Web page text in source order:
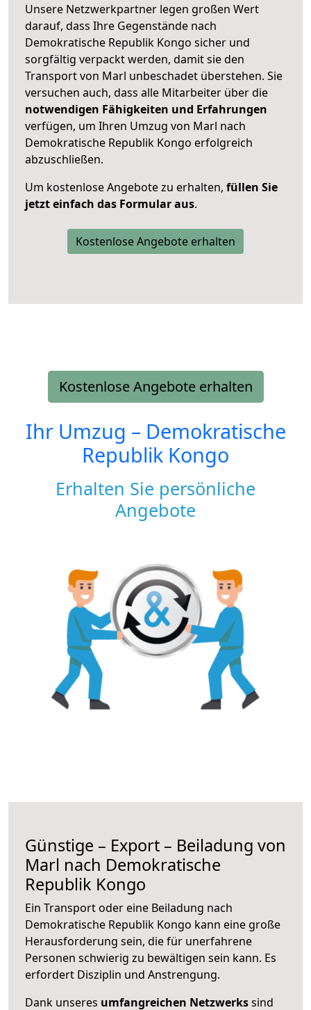
Unsere Netzwerkpartner legen großen Wert
darauf, dass Ihre Gegenstände nach
Demokratische Republik Kongo sicher und
sorgfältig verpackt werden, damit sie den
Transport von Marl unbeschadet überstehen. Sie
versuchen auch, dass alle Mitarbeiter über die
notwendigen Fähigkeiten und Erfahrungen
verfügen, um Ihren Umzug von Marl nach
Demokratische Republik Kongo erfolgreich
abzuschließen.
Um kostenlose Angebote zu erhalten, füllen Sie
jetzt einfach das Formular aus.
Kostenlose Angebote erhalten
Kostenlose Angebote erhalten
Ihr Umzug – Demokratische
Republik Kongo
Erhalten Sie persönliche
Angebote
Günstige – Export – Beiladung von
Marl nach Demokratische
Republik Kongo
Ein Transport oder eine Beiladung nach
Demokratische Republik Kongo kann eine große
Herausforderung sein, die für unerfahrene
Personen schwierig zu bewältigen sein kann. Es
erfordert Disziplin und Anstrengung.
Dank unseres umfangreichen Netzwerkssind